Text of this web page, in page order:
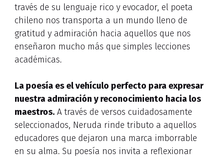
través de su lenguaje rico y evocador, el poeta
chileno nos transporta a un mundo lleno de
gratitud y admiración hacia aquellos que nos
enseñaron mucho más que simples lecciones
académicas.
La poesía es el vehículo perfecto para expresar
nuestra admiración y reconocimiento hacia los
maestros. A través de versos cuidadosamente
seleccionados, Neruda rinde tributo a aquellos
educadores que dejaron una marca imborrable
en su alma. Su poesía nos invita a reflexionar